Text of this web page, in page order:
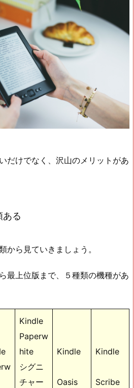
だけでなく、沢山のメリットがあ
る
から見ていきましょう。
最上位版まで、５種類の機種があ
Kindle
Paperw
hite
シグニ
チャー
Kindle
Oasis
Kindle
Scribe